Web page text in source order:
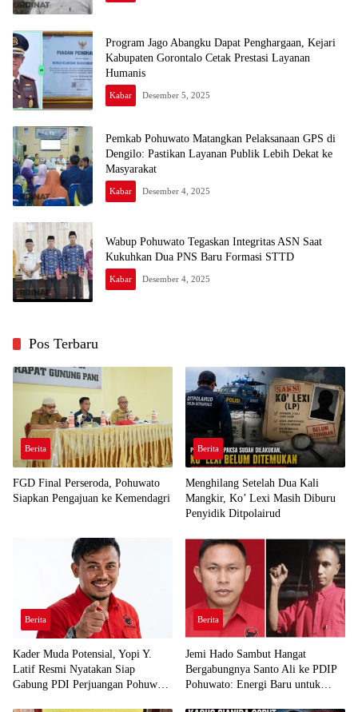
Program Jago Abangku Dapat Penghargaan, Kejari
Kabupaten Gorontalo Cetak Prestasi Layanan
Humanis
Kabar Desember 5, 2025
Pemkab Pohuwato Matangkan Pelaksanaan GPS di
Dengilo: Pastikan Layanan Publik Lebih Dekat ke
Masyarakat
Kabar Desember 4, 2025
Wabup Pohuwato Tegaskan Integritas ASN Saat
Kukuhkan Dua PNS Baru Formasi STTD
Kabar Desember 4, 2025
Pos Terbaru
Berita
FGD Final Perseroda, Pohuwato
Siapkan Pengajuan ke Kemendagri
Berita
Menghilang Setelah Dua Kali
Mangkir, Ko’ Lexi Masih Diburu
Penyidik Ditpolairud
Berita
Kader Muda Potensial, Yopi Y.
Latif Resmi Nyatakan Siap
Gabung PDI Perjuangan Pohuwato
Berita
Jemi Hado Sambut Hangat
Bergabungnya Santo Ali ke PDIP
Pohuwato: Energi Baru untuk